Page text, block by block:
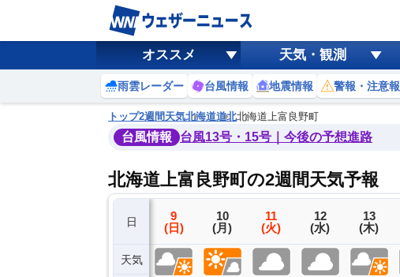
オススメ 天気・観測
雨雲レーダー 台風情報 地震情報 警報・注意報
トップ2週間天気北海道道北北海道上富良野町
台風情報 台風13号・15号｜今後の予想進路
北海道上富良野町の2週間天気予報
日
天気
8
(土)
9
(日)
10
(月)
11
(火)
12
(水)
13
(木)